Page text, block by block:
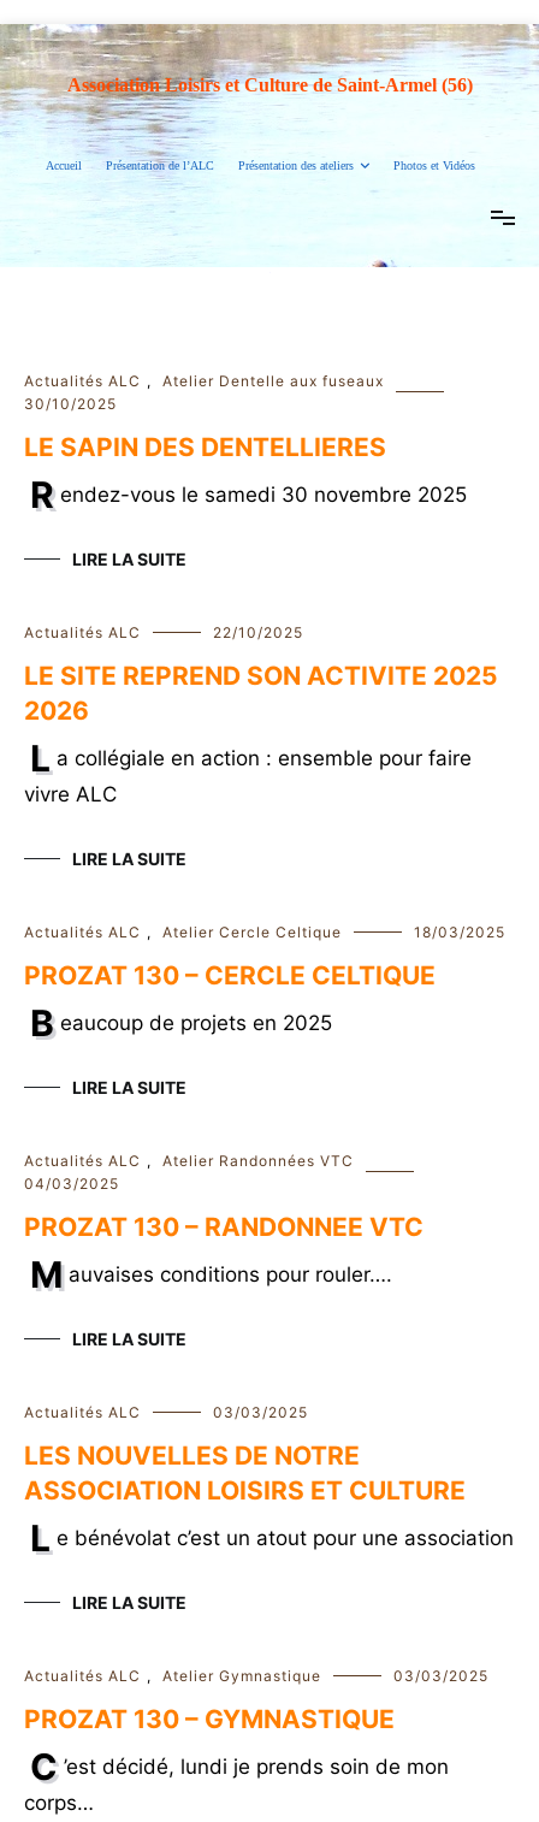
Aller
au
contenuAssociation Loisirs et Culture de Saint-Armel (56)
Accueil Présentation de l’ALC Présentation des ateliers Photos et Vidéos
Actualités ALC ,
Atelier Dentelle aux fuseaux
30/10/2025
LE SAPIN DES DENTELLIERES
R endez-vous le samedi 30 novembre 2025
LIRE LA SUITE
Actualités ALC 22/10/2025
LE SITE REPREND SON ACTIVITE 2025
2026
L a collégiale en action : ensemble pour faire
vivre ALC
LIRE LA SUITE
Actualités ALC , Atelier Cercle Celtique 18/03/2025
PROZAT 130 – CERCLE CELTIQUE
B eaucoup de projets en 2025
LIRE LA SUITE
Actualités ALC ,
Atelier Randonnées VTC
04/03/2025
PROZAT 130 – RANDONNEE VTC
M auvaises conditions pour rouler….
LIRE LA SUITE
Actualités ALC 03/03/2025
LES NOUVELLES DE NOTRE
ASSOCIATION LOISIRS ET CULTURE
L e bénévolat c’est un atout pour une association
LIRE LA SUITE
Actualités ALC , Atelier Gymnastique 03/03/2025
PROZAT 130 – GYMNASTIQUE
C ’est décidé, lundi je prends soin de mon
corps…